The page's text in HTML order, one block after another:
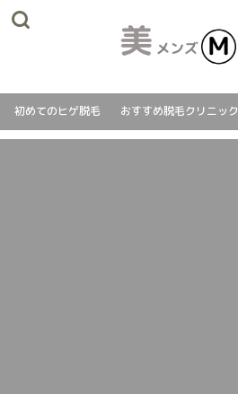
初めてのヒゲ脱毛 おすすめ脱毛クリニック